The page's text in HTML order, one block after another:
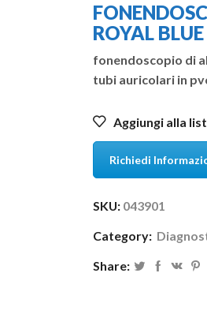
ROYAL BLUE
fonendoscopio di
tubi auricolari in
Aggiungi alla
Richiedi
SKU: 043901
Category:
Share: